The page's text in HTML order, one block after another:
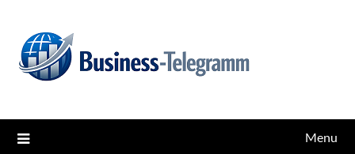
content
Business-Telegramm
Menu